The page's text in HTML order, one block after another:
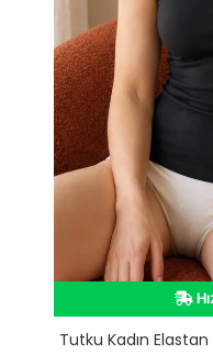
Tutku Kadın Elastan